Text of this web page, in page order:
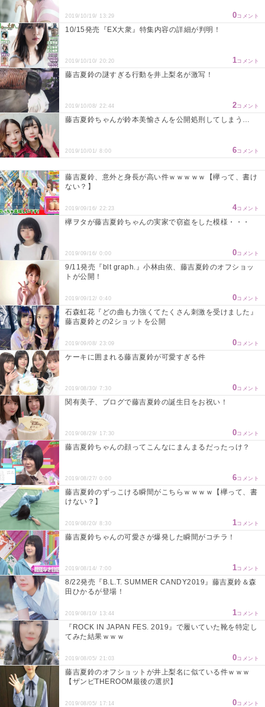
2019/10/19/ 13:29 0コメント
10/15発売『EX大衆』特集内容の詳細が判明！
2019/10/10/ 20:20 1コメント
藤吉夏鈴の謎すぎる行動を井上梨名が激写！
2019/10/08/ 22:44 2コメント
藤吉夏鈴ちゃんが鈴本美愉さんを公開処刑してしまう…
2019/10/01/ 8:00 6コメント
藤吉夏鈴、意外と身長が高い件ｗｗｗｗｗ【欅って、書け
ない？】
2019/09/16/ 22:23 4コメント
欅ヲタが藤吉夏鈴ちゃんの実家で窃盗をした模様・・・
2019/09/16/ 0:00 0コメント
9/11発売『blt graph.』小林由依、藤吉夏鈴のオフショッ
トが公開！
2019/09/12/ 0:40 0コメント
石森虹花『どの曲も力強くてたくさん刺激を受けました』
藤吉夏鈴との2ショットを公開
2019/09/08/ 23:09 0コメント
ケーキに囲まれる藤吉夏鈴が可愛すぎる件
2019/08/30/ 7:30 0コメント
関有美子、ブログで藤吉夏鈴の誕生日をお祝い！
2019/08/29/ 17:30 0コメント
藤吉夏鈴ちゃんの顔ってこんなにまんまるだったっけ？
2019/08/27/ 0:00 6コメント
藤吉夏鈴のずっこける瞬間がこちらｗｗｗｗ【欅って、書
けない？】
2019/08/20/ 8:30 1コメント
藤吉夏鈴ちゃんの可愛さが爆発した瞬間がコチラ！
2019/08/14/ 7:00 1コメント
8/22発売『B.L.T. SUMMER CANDY2019』藤吉夏鈴＆森
田ひかるが登場！
2019/08/10/ 13:44 1コメント
『ROCK IN JAPAN FES. 2019』で履いていた靴を特定し
てみた結果ｗｗｗ
2019/08/05/ 21:03 0コメント
藤吉夏鈴のオフショットが井上梨名に似ている件ｗｗｗ
【ザンビTHEROOM最後の選択】
2019/08/05/ 17:14 0コメント